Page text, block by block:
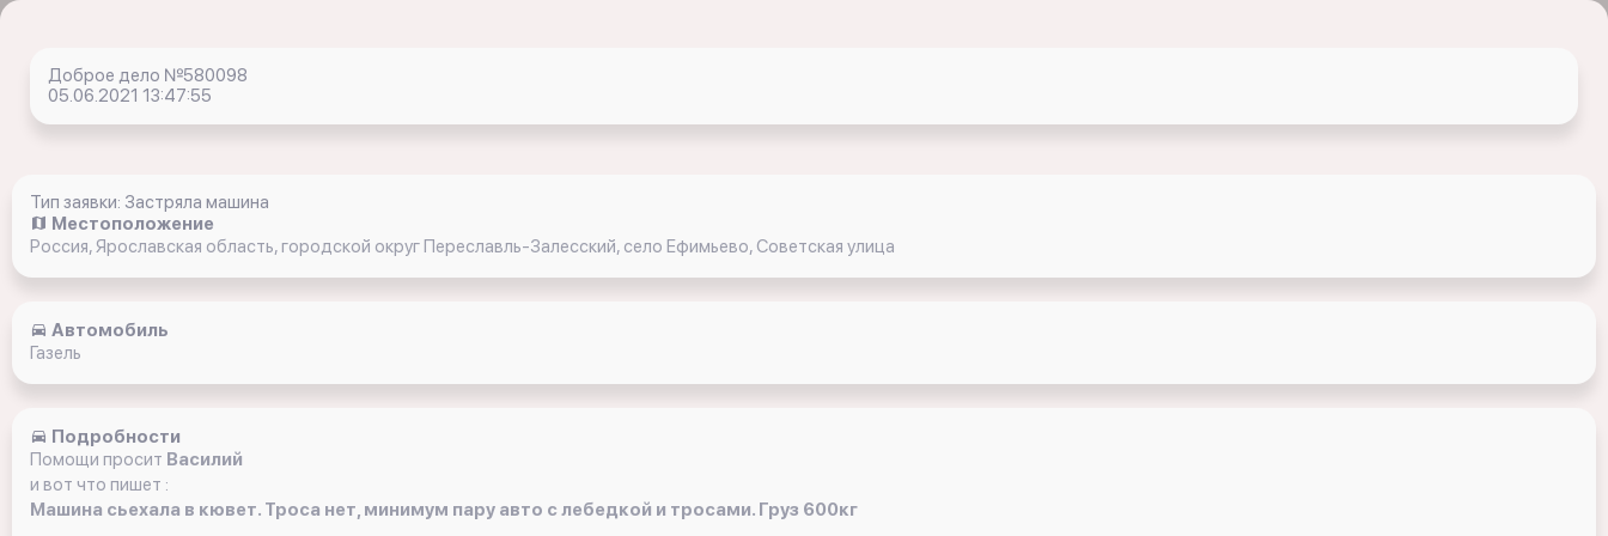
Доброе дело №580098
05.06.2021 13:47:55
Тип заявки: Застряла машина
Местоположение
Россия, Ярославская область, городской округ Переславль-Залесский, село Ефимьево, Советская улица
Автомобиль
Газель
Подробности
Помощи просит Василий
и вот что пишет :
Машина сьехала в кювет. Троса нет, минимум пару авто с лебедкой и тросами. Груз 600кг